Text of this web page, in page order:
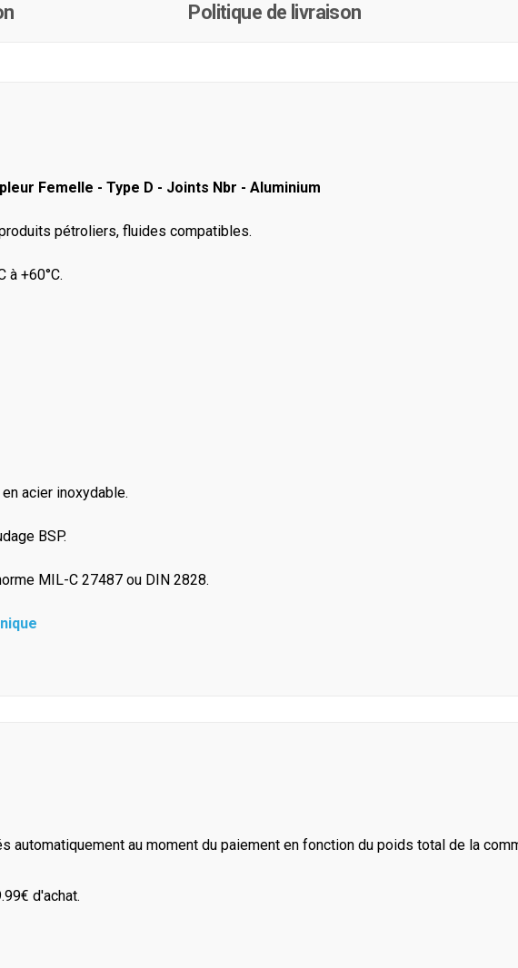
Politique de livraison
Femelle - Type D - Joints Nbr - Aluminium
pétroliers, fluides compatibles.
à +60°C.
acier inoxydable.
BSP.
MIL-C 27487 ou DIN 2828.
automatiquement au moment du paiement en fonction du poids total de la
d'achat.